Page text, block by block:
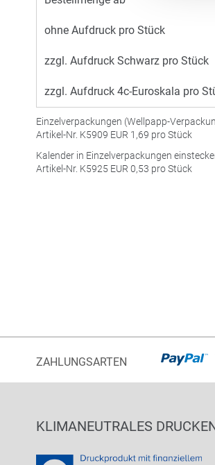
ohne Aufdruck pro Stück
zzgl. Aufdruck Schwarz pro Stück
zzgl. Aufdruck 4c-Euroskala pro
Einzelverpackungen (Wellpapp-
Artikel-Nr. K5909 EUR 1,69 pro Stück
Kalender in Einzelverpackungen
Artikel-Nr. K5925 EUR 0,53 pro Stück
ZAHLUNGSARTEN
KLIMANEUTRALES